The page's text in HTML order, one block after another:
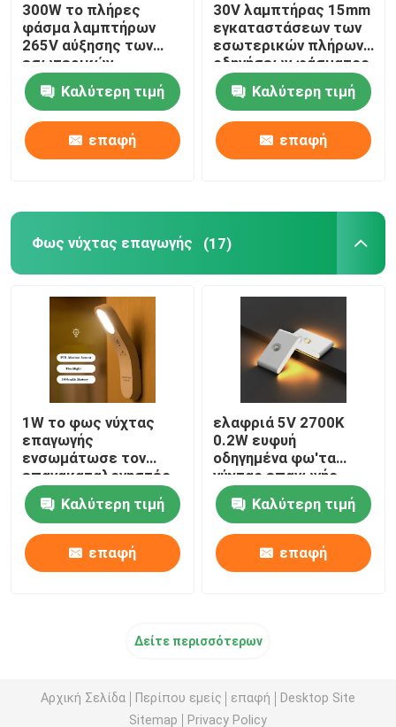
300W το πλήρες
φάσμα λαμπτήρων
265V αύξησης των
εσωτερικών
οδηγήσεων κήπων
γίνεται ελαφρύ για
τις εγκαταστάσεις
θερμοκηπίων
Καλύτερη τιμή
επαφή
30V λαμπτήρας 15mm
εγκαταστάσεων των
εσωτερικών πλήρων
οδηγήσεων φάσματος
φως στάσεων
τρίποδων
εγκαταστάσεων
Καλύτερη τιμή
επαφή
Φως νύχτας επαγωγής (17)
1W το φως νύχτας
επαγωγής
ενσωμάτωσε τον
επανακαταλογηστέο
λαμπτήρα νύχτας USB
με τον αισθητήρα
κινήσεων
Καλύτερη τιμή
επαφή
ελαφριά 5V 2700K
0.2W ευφυή
οδηγημένα φω'τα
νύχτας επαγωγής
ασύρματα οδηγημένα
Καλύτερη τιμή
επαφή
Δείτε περισσότερων
Αρχική Σελίδα Περίπου εμείς επαφή
Desktop Site
Sitemap
Privacy Policy